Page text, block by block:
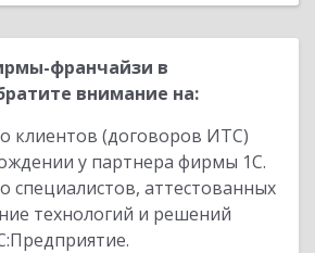
франчайзи в
внимание на:
клиентов (договоров ИТС)
у партнера фирмы 1С.
специалистов, аттестованных
технологий и решений